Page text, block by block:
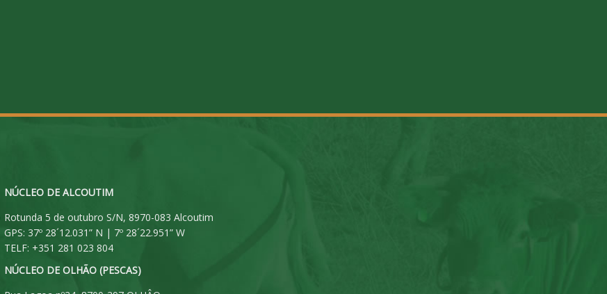
NÚCLEO DE ALCOUTIM
Rotunda 5 de outubro S/N, 8970-083 Alcoutim
GPS: 37º 28´12.031” N | 7º 28´22.951” W
TELF: +351 281 023 804
NÚCLEO DE OLHÃO (PESCAS)